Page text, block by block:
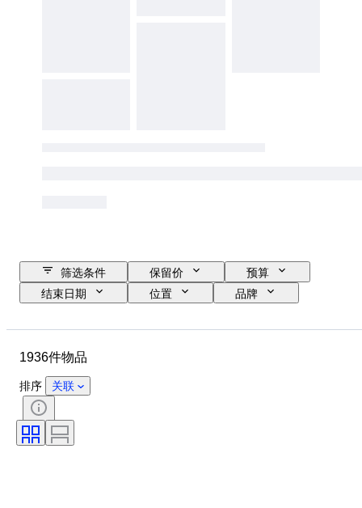
筛选条件 保留价
预算
结束日期
位置
品牌
签名
带配件
1936件物品
排序 关联